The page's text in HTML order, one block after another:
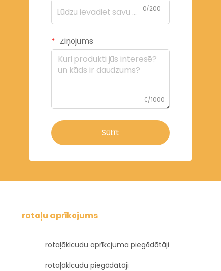
0/200
Ziņojums
0/1000
Sūtīt
rotaļu aprīkojums
rotaļāklaudu aprīkojuma piegādātāji
rotaļāklaudu piegādātāji